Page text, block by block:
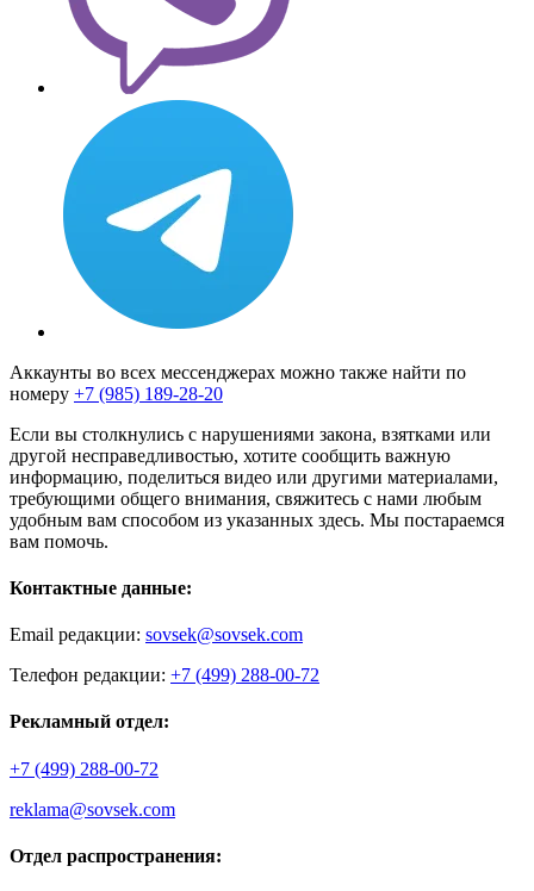
Аккаунты во всех мессенджерах можно также найти по
номеру +7 (985) 189-28-20
Если вы столкнулись с нарушениями закона, взятками или
другой несправедливостью, хотите сообщить важную
информацию, поделиться видео или другими материалами,
требующими общего внимания, свяжитесь с нами любым
удобным вам способом из указанных здесь. Мы постараемся
вам помочь.
Контактные данные:
Email редакции: sovsek@sovsek.com
Телефон редакции: +7 (499) 288-00-72
Рекламный отдел:
+7 (499) 288-00-72
reklama@sovsek.com
Отдел распространения: